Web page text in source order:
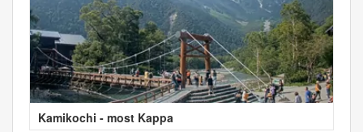
Kamikochi - most Kappa